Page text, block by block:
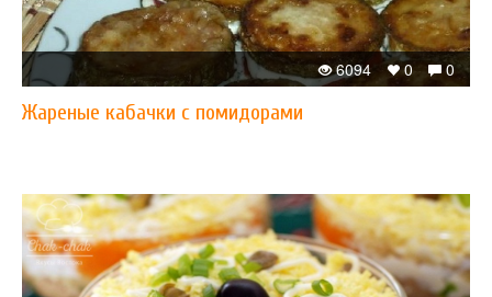
0
0
6094
​Жареные кабачки с помидорами